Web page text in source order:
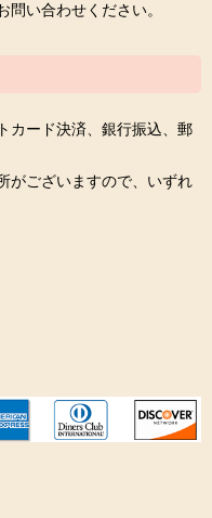
い合わせください。
カード決済、銀行振込、郵
がございますので、いずれ